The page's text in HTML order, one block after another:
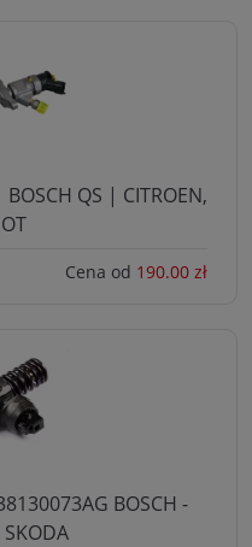
QS | CITROEN,
Cena od 190.00 zł
BOSCH -